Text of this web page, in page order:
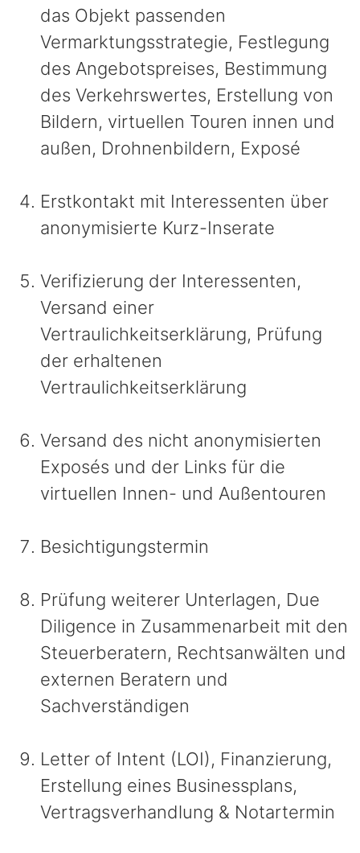
das Objekt passenden
Vermarktungsstrategie, Festlegung
des Angebotspreises, Bestimmung
des Verkehrswertes, Erstellung von
Bildern, virtuellen Touren innen und
außen, Drohnenbildern, Exposé
Erstkontakt mit Interessenten über
anonymisierte Kurz-Inserate
Verifizierung der Interessenten,
Versand einer
Vertraulichkeitserklärung, Prüfung
der erhaltenen
Vertraulichkeitserklärung
Versand des nicht anonymisierten
Exposés und der Links für die
virtuellen Innen- und Außentouren
Besichtigungstermin
Prüfung weiterer Unterlagen, Due
Diligence in Zusammenarbeit mit den
Steuerberatern, Rechtsanwälten und
externen Beratern und
Sachverständigen
Letter of Intent (LOI), Finanzierung,
Erstellung eines Businessplans,
Vertragsverhandlung & Notartermin